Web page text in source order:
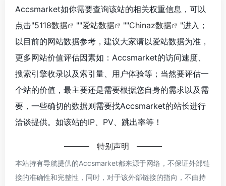
Accsmarket如你需要查询该站的相关权重信息，可以
点击"5118数据 ""爱站数据 ""Chinaz数据
"进入；
以目前的网站数据参考，建议大家请以爱站数据为准，
更多网站价值评估因素如：Accsmarket的访问速度、
搜索引擎收录以及索引量、用户体验等；当然要评估一
个站的价值，最主要还是需要根据您自身的需求以及需
要，一些确切的数据则需要找Accsmarket的站长进行
洽谈提供。如该站的IP、PV、跳出率等！
特别声明
本站持有导航提供的Accsmarket都来源于网络，不保证外部链
接的准确性和完整性，同时，对于该外部链接的指向，不由持